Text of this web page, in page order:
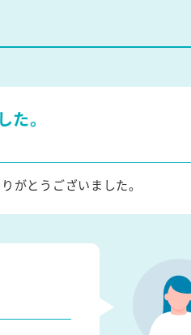
。
がとうございました。